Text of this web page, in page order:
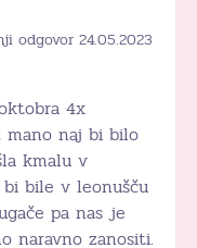
odgovor 24.05.2023
4x
mano naj bi bilo
kmalu v
bi bile v leonušču
pa nas je
naravno zanositi.